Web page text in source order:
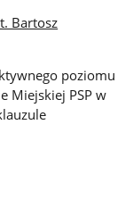
Bartosz
poziomu
Miejskiej PSP w